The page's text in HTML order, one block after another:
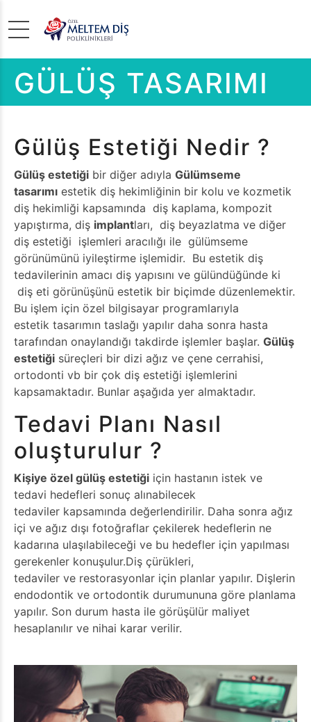
GÜLÜŞ TASARIMI
Gülüş Estetiği Nedir ?
Gülüş estetiği bir diğer adıyla Gülümseme
tasarımı estetik diş hekimliğinin bir kolu ve kozmetik
diş hekimliği kapsamında diş kaplama, kompozit
yapıştırma, diş implantları, diş beyazlatma ve diğer
diş estetiği işlemleri aracılığı ile gülümseme
görünümünü iyileştirme işlemidir. Bu estetik diş
tedavilerinin amacı diş yapısını ve gülündüğünde ki
diş eti görünüşünü estetik bir biçimde düzenlemektir.
Bu işlem için özel bilgisayar programlarıyla
estetik tasarımın taslağı yapılır daha sonra hasta
tarafından onaylandığı takdirde işlemler başlar. Gülüş
estetiği süreçleri bir dizi ağız ve çene cerrahisi,
ortodonti vb bir çok diş estetiği işlemlerini
kapsamaktadır. Bunlar aşağıda yer almaktadır.
Tedavi Planı Nasıl
oluşturulur ?
Kişiye özel gülüş estetiği için hastanın istek ve
tedavi hedefleri sonuç alınabilecek
tedaviler kapsamında değerlendirilir. Daha sonra ağız
içi ve ağız dışı fotoğraflar çekilerek hedeflerin ne
kadarına ulaşılabileceği ve bu hedefler için yapılması
gerekenler konuşulur.Diş çürükleri,
tedaviler ve restorasyonlar için planlar yapılır. Dişlerin
endodontik ve ortodontik durumununa göre planlama
yapılır. Son durum hasta ile görüşülür maliyet
hesaplanılır ve nihai karar verilir.